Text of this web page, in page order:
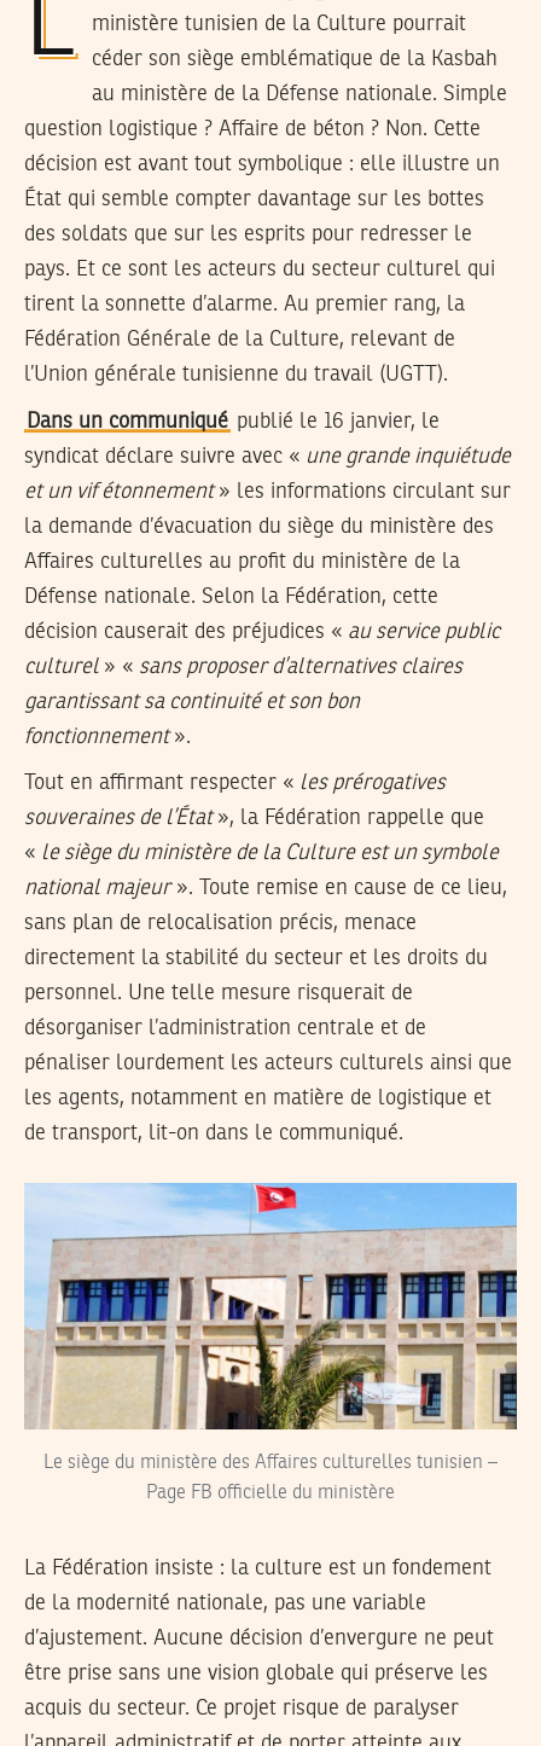
La nouvelle a fait des gorges chaudes : le
ministère tunisien de la Culture pourrait
céder son siège emblématique de la Kasbah
au ministère de la Défense nationale. Simple
question logistique ? Affaire de béton ? Non. Cette
décision est avant tout symbolique : elle illustre un
État qui semble compter davantage sur les bottes
des soldats que sur les esprits pour redresser le
pays. Et ce sont les acteurs du secteur culturel qui
tirent la sonnette d’alarme. Au premier rang, la
Fédération Générale de la Culture, relevant de
l’Union générale tunisienne du travail (UGTT).
Dans un communiqué publié le 16 janvier, le
syndicat déclare suivre avec « une grande inquiétude
et un vif étonnement» les informations circulant sur
la demande d’évacuation du siège du ministère des
Affaires culturelles au profit du ministère de la
Défense nationale. Selon la Fédération, cette
décision causerait des préjudices « au service public
culturel » « sans proposer d’alternatives claires
garantissant sa continuité et son bon
fonctionnement».
Tout en affirmant respecter « les prérogatives
souveraines de l’État», la Fédération rappelle que
« le siège du ministère de la Culture est un symbole
national majeur». Toute remise en cause de ce lieu,
sans plan de relocalisation précis, menace
directement la stabilité du secteur et les droits du
personnel. Une telle mesure risquerait de
désorganiser l’administration centrale et de
pénaliser lourdement les acteurs culturels ainsi que
les agents, notamment en matière de logistique et
de transport, lit-on dans le communiqué.
Le siège du ministère des Affaires culturelles tunisien –
Page FB officielle du ministère
La Fédération insiste : la culture est un fondement
de la modernité nationale, pas une variable
d’ajustement. Aucune décision d’envergure ne peut
être prise sans une vision globale qui préserve les
acquis du secteur. Ce projet risque de paralyser